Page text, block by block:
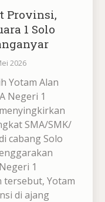
Provinsi,
1 Solo
2026
Yotam Alan
Negeri 1
SMA/SMK/
cabang Solo
1
tersebut, Yotam
di ajang